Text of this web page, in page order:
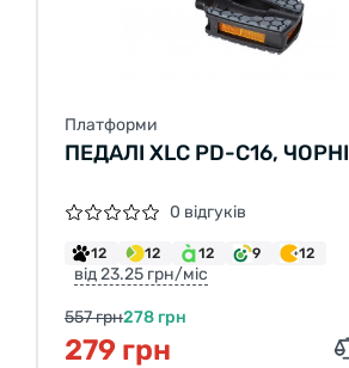
Платформи
ПЕДАЛІ XLC PD-C16, ЧОРНІ
0 відгуків
12 12 12 9 12
від 23.25 грн/міс
557 грн278 грн
279 грн